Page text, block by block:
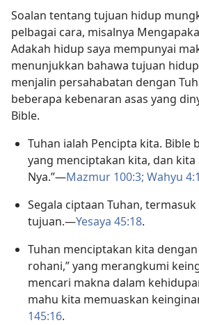
Soalan tentang tujuan hidup
pelbagai cara, misalnya
Adakah hidup saya mempunyai
menunjukkan bahawa tujuan
menjalin persahabatan dengan
beberapa kebenaran asas yang
Bible.
Tuhan ialah Pencipta kita. Bible
yang menciptakan kita, dan
Nya.”​—Mazmur 100:3; Wahyu
Segala ciptaan Tuhan,
tujuan.​—Yesaya 45:18.
Tuhan menciptakan kita
rohani,” yang merangkumi
mencari makna dalam
mahu kita memuaskan
145:16.